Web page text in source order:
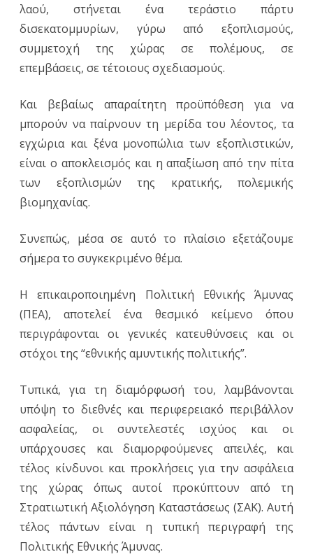
λαού, στήνεται ένα τεράστιο πάρτυ
δισεκατομμυρίων, γύρω από εξοπλισμούς,
συμμετοχή της χώρας σε πολέμους, σε
επεμβάσεις, σε τέτοιους σχεδιασμούς.
Και βεβαίως απαραίτητη προϋπόθεση για να
μπορούν να παίρνουν τη μερίδα του λέοντος, τα
εγχώρια και ξένα μονοπώλια των εξοπλιστικών,
είναι ο αποκλεισμός και η απαξίωση από την πίτα
των εξοπλισμών της κρατικής, πολεμικής
βιομηχανίας.
Συνεπώς, μέσα σε αυτό το πλαίσιο εξετάζουμε
σήμερα το συγκεκριμένο θέμα.
Η επικαιροποιημένη Πολιτική Εθνικής Άμυνας
(ΠΕΑ), αποτελεί ένα θεσμικό κείμενο όπου
περιγράφονται οι γενικές κατευθύνσεις και οι
στόχοι της “εθνικής αμυντικής πολιτικής”.
Τυπικά, για τη διαμόρφωσή του, λαμβάνονται
υπόψη το διεθνές και περιφερειακό περιβάλλον
ασφαλείας, οι συντελεστές ισχύος και οι
υπάρχουσες και διαμορφούμενες απειλές, και
τέλος κίνδυνοι και προκλήσεις για την ασφάλεια
της χώρας όπως αυτοί προκύπτουν από τη
Στρατιωτική Αξιολόγηση Καταστάσεως (ΣΑΚ). Αυτή
τέλος πάντων είναι η τυπική περιγραφή της
Πολιτικής Εθνικής Άμυνας.